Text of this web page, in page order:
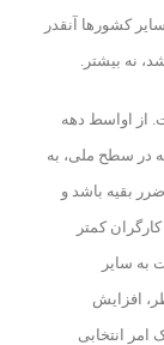
کشورها آنقدر
نه بیشتر.
از اواسط دهه
چه در سطح ملی، به
بقیه باشد و
کمتر
به سایر
افزایش
امر انتخابی